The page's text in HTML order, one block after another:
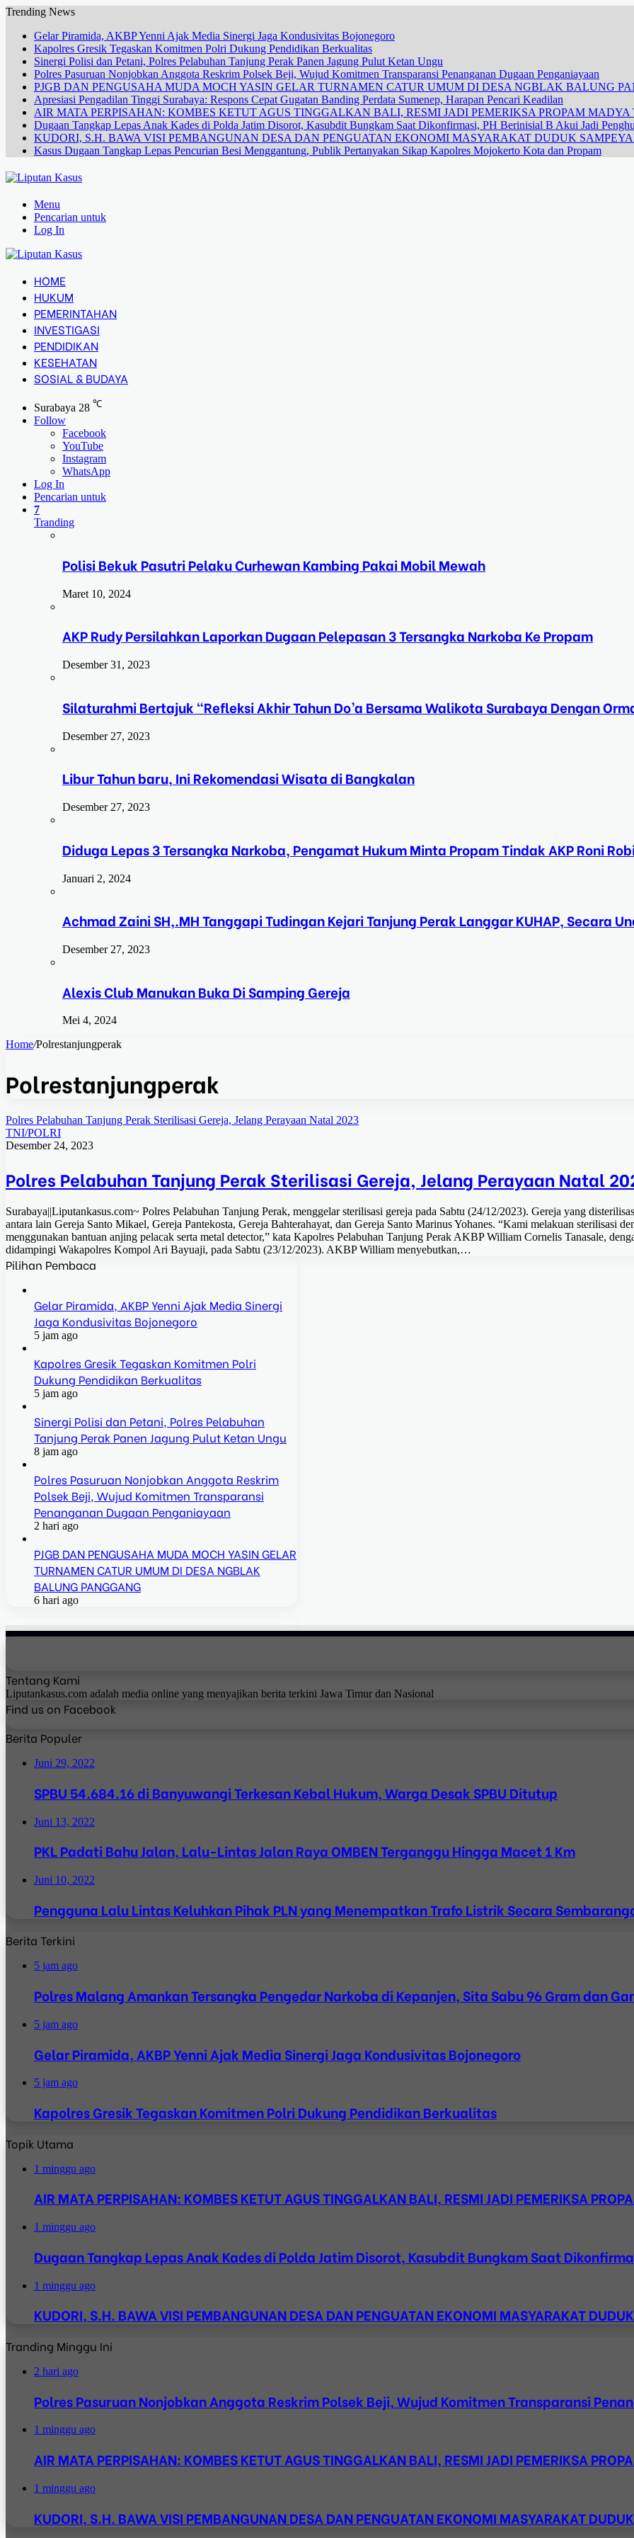
Trending News
Gelar Piramida, AKBP Yenni Ajak Media Sinergi Jaga Kondusivitas Bojonegoro
Kapolres Gresik Tegaskan Komitmen Polri Dukung Pendidikan Berkualitas
Sinergi Polisi dan Petani, Polres Pelabuhan Tanjung Perak Panen Jagung Pulut Ketan Ungu
Polres Pasuruan Nonjobkan Anggota Reskrim Polsek Beji, Wujud Komitmen Transparansi Penanganan Dugaan Penganiayaan
PJGB DAN PENGUSAHA MUDA MOCH YASIN GELAR TURNAMEN CATUR UMUM DI DESA NGBLAK BALUNG
Apresiasi Pengadilan Tinggi Surabaya: Respons Cepat Gugatan Banding Perdata Sumenep, Harapan Pencari Keadilan
AIR MATA PERPISAHAN: KOMBES KETUT AGUS TINGGALKAN BALI, RESMI JADI PEMERIKSA PROPAM
Dugaan Tangkap Lepas Anak Kades di Polda Jatim Disorot, Kasubdit Bungkam Saat Dikonfirmasi, PH Berinisial B Akui Jadi
KUDORI, S.H. BAWA VISI PEMBANGUNAN DESA DAN PENGUATAN EKONOMI MASYARAKAT DUDUK
Kasus Dugaan Tangkap Lepas Pencurian Besi Menggantung, Publik Pertanyakan Sikap Kapolres Mojokerto Kota dan Propam
Menu
Pencarian untuk
Log In
HOME
HUKUM
PEMERINTAHAN
INVESTIGASI
PENDIDIKAN
KESEHATAN
SOSIAL & BUDAYA
Surabaya 28 ℃
Follow
Facebook
YouTube
Instagram
WhatsApp
Log In
Pencarian untuk
7
Tranding
Polisi Bekuk Pasutri Pelaku Curhewan Kambing Pakai Mobil Mewah
Maret 10, 2024
AKP Rudy Persilahkan Laporkan Dugaan Pelepasan 3 Tersangka Narkoba Ke Propam
Desember 31, 2023
Silaturahmi Bertajuk “Refleksi Akhir Tahun Do’a Bersama Walikota Surabaya Dengan
Desember 27, 2023
Libur Tahun baru, Ini Rekomendasi Wisata di Bangkalan
Desember 27, 2023
Diduga Lepas 3 Tersangka Narkoba, Pengamat Hukum Minta Propam Tindak AKP Roni Robi
Januari 2, 2024
Achmad Zaini SH,.MH Tanggapi Tudingan Kejari Tanjung Perak Langgar KUHAP, Secara
Desember 27, 2023
Alexis Club Manukan Buka Di Samping Gereja
Mei 4, 2024
Home/Polrestanjungperak
Polrestanjungperak
Polres Pelabuhan Tanjung Perak Sterilisasi Gereja, Jelang Perayaan Natal 2023
TNI/POLRI
Desember 24, 2023
Polres Pelabuhan Tanjung Perak Sterilisasi Gereja, Jelang Perayaan Natal
Surabaya||Liputankasus.com~ Polres Pelabuhan Tanjung Perak, menggelar sterilisasi gereja pada Sabtu (24/12/2023). Gereja yang
antara lain Gereja Santo Mikael, Gereja Pantekosta, Gereja Bahterahayat, dan Gereja Santo Marinus Yohanes. “Kami melakuan sterilisasi
menggunakan bantuan anjing pelacak serta metal detector,” kata Kapolres Pelabuhan Tanjung Perak AKBP William Cornelis Tanasale,
didampingi Wakapolres Kompol Ari Bayuaji, pada Sabtu (23/12/2023). AKBP William menyebutkan,…
Pilihan Pembaca
Gelar Piramida, AKBP Yenni Ajak Media Sinergi
Jaga Kondusivitas Bojonegoro
5 jam ago
Kapolres Gresik Tegaskan Komitmen Polri
Dukung Pendidikan Berkualitas
5 jam ago
Sinergi Polisi dan Petani, Polres Pelabuhan
Tanjung Perak Panen Jagung Pulut Ketan Ungu
8 jam ago
Polres Pasuruan Nonjobkan Anggota Reskrim
Polsek Beji, Wujud Komitmen Transparansi
Penanganan Dugaan Penganiayaan
2 hari ago
PJGB DAN PENGUSAHA MUDA MOCH YASIN GELAR
TURNAMEN CATUR UMUM DI DESA NGBLAK
BALUNG PANGGANG
6 hari ago
Tentang Kami
Liputankasus.com adalah media online yang menyajikan berita terkini Jawa Timur dan Nasional
Find us on Facebook
Berita Populer
Juni 29, 2022
SPBU 54.684.16 di Banyuwangi Terkesan Kebal Hukum, Warga Desak SPBU Ditutup
Juni 13, 2022
PKL Padati Bahu Jalan, Lalu-Lintas Jalan Raya OMBEN Terganggu Hingga Macet 1 Km
Juni 10, 2022
Pengguna Lalu Lintas Keluhkan Pihak PLN yang Menempatkan Trafo Listrik Secara
Berita Terkini
5 jam ago
Polres Malang Amankan Tersangka Pengedar Narkoba di Kepanjen, Sita Sabu 96 Gram dan
5 jam ago
Gelar Piramida, AKBP Yenni Ajak Media Sinergi Jaga Kondusivitas Bojonegoro
5 jam ago
Kapolres Gresik Tegaskan Komitmen Polri Dukung Pendidikan Berkualitas
Topik Utama
1 minggu ago
AIR MATA PERPISAHAN: KOMBES KETUT AGUS TINGGALKAN BALI, RESMI JADI PEMERIKSA
1 minggu ago
Dugaan Tangkap Lepas Anak Kades di Polda Jatim Disorot, Kasubdit Bungkam Saat
1 minggu ago
KUDORI, S.H. BAWA VISI PEMBANGUNAN DESA DAN PENGUATAN EKONOMI MASYARAKAT
Tranding Minggu Ini
2 hari ago
Polres Pasuruan Nonjobkan Anggota Reskrim Polsek Beji, Wujud Komitmen Transparansi
1 minggu ago
AIR MATA PERPISAHAN: KOMBES KETUT AGUS TINGGALKAN BALI, RESMI JADI PEMERIKSA
1 minggu ago
KUDORI, S.H. BAWA VISI PEMBANGUNAN DESA DAN PENGUATAN EKONOMI MASYARAKAT